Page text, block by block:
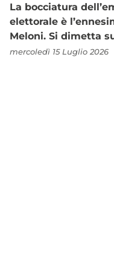
La bocciatura
elettorale è
Meloni. Si dimetta
mercoledì 15 Luglio 2026